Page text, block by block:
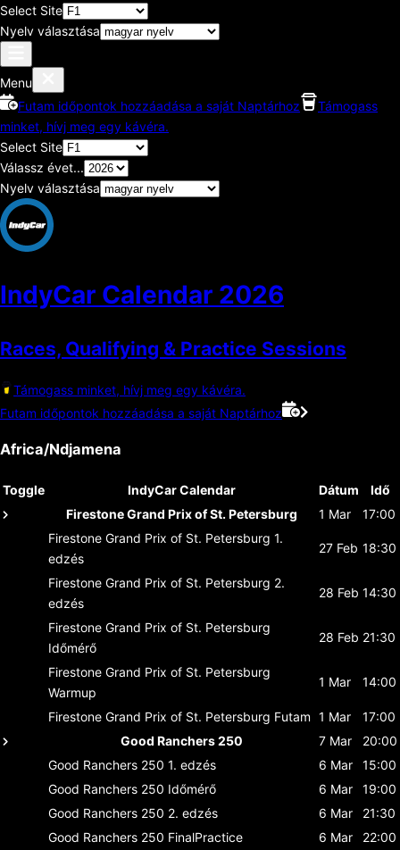
Select Site
Nyelv választása
Menu
Futam időpontok hozzáadása a saját Naptárhoz
Támogass
minket, hívj meg egy kávéra.
Select Site
Válassz évet...
Nyelv választása
IndyCar Calendar 2026
Races, Qualifying & Practice Sessions
Támogass minket, hívj meg egy kávéra.
Futam időpontok hozzáadása a saját Naptárhoz
Africa/Ndjamena
Toggle IndyCar Calendar Dátum
Idő
Firestone Grand Prix of St. Petersburg
1 Mar
17:00
Firestone Grand Prix of St. Petersburg 1.
edzés
27 Feb 18:30
Firestone Grand Prix of St. Petersburg 2.
edzés
28 Feb 14:30
Firestone Grand Prix of St. Petersburg
Időmérő
28 Feb 21:30
Firestone Grand Prix of St. Petersburg
Warmup
1 Mar 14:00
Firestone Grand Prix of St. Petersburg Futam 1 Mar
17:00
Good Ranchers 250
7 Mar
20:00
Good Ranchers 250 1. edzés 6 Mar
15:00
Good Ranchers 250 Időmérő 6 Mar
19:00
Good Ranchers 250 2. edzés 6 Mar
21:30
Good Ranchers 250 FinalPractice 6 Mar
22:00